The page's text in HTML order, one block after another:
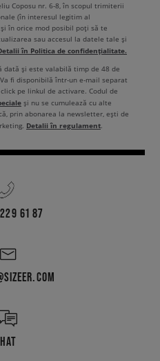
Coposu nr. 6-8, în scopul trimiterii
(în interesul legitim al
în orice mod posibil poți să te
sau accesul la datele tale și
în Politica de confidențialitate.
dată și este valabilă timp de 48 de
fi disponibilă într-un e-mail separat
pe linkul de activare. Codul de
și nu se cumulează cu alte
prin abonarea la newsletter, ești de
Detalii în regulament
61 87